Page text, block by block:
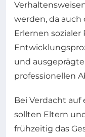
werden, da auch
Erlernen
und
professionellen
Bei Verdacht auf
sollten Eltern
frühzeitig das